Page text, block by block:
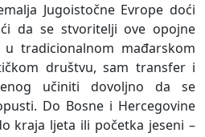
Jugoistočne Evrope doći
da se stvoritelji ove opojne
tradicionalnom mađarskom
društvu, sam transfer i
učiniti dovoljno da se
Do Bosne i Hercegovine
kraja ljeta ili početka jeseni –